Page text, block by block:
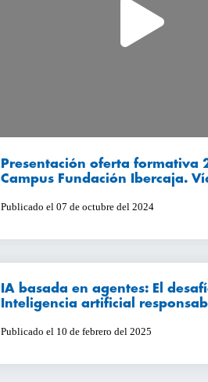
Presentación oferta formativa
Campus Fundación Ibercaja.
Publicado el 07 de octubre del 2024
IA basada en agentes: El
Inteligencia artificial
Publicado el 10 de febrero del 2025